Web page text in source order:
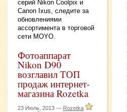
серий Nikon Coolpix и
Canon Ixus, следите за
обновлениями
ассортимента в торговой
сети MOYO.
Фотоаппарат
Nikon D90
возглавил ТОП
продаж интернет-
магазина Rozetka
23 Июль, 2013 — Rozetka